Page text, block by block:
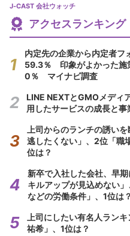
J-CAST 会社ウォッチ
アクセスランキング
内定先の企業から内定者フ
59.3％ 印象がよかった施
0％ マイナビ調査
LINE NEXTとGMOメデ
用したサービスの成長と事
上司からのランチの誘い
逃したくない」、2位「職
位は？
新卒で入社した会社、早
キルアップが見込めない
などの労働条件」、1位は？
上司にしたい有名人ラン
祐希」、1位は？